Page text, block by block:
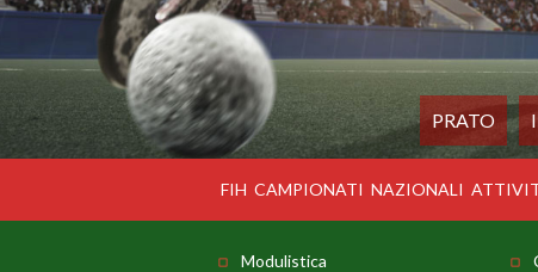
PRATO
FIH CAMPIONATI NAZIONALI
Modulistica